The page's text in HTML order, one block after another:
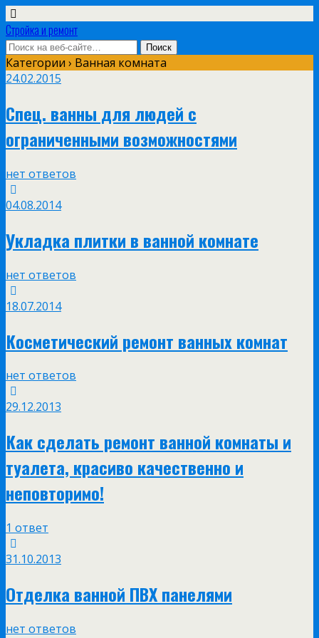
Стройка и ремонт
Категории › Ванная комната
24.02.2015
Спец. ванны для людей с
ограниченными возможностями
нет ответов
04.08.2014
Укладка плитки в ванной комнате
нет ответов
18.07.2014
Косметический ремонт ванных комнат
нет ответов
29.12.2013
Как сделать ремонт ванной комнаты и
туалета, красиво качественно и
неповторимо!
1 ответ
31.10.2013
Отделка ванной ПВХ панелями
нет ответов